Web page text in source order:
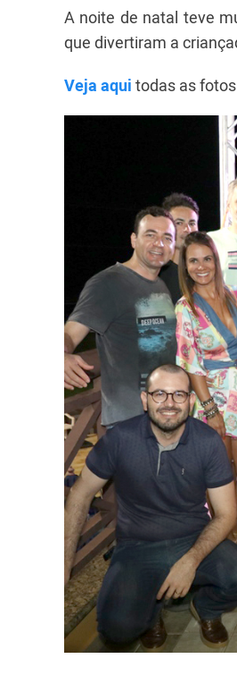
A noite de natal teve
que divertiram a
Veja aqui todas as